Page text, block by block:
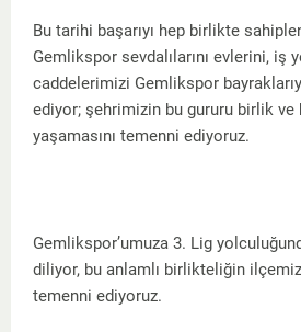
Bu tarihi başarıyı hep birlikte
Gemlikspor sevdalılarını evlerini, iş
caddelerimizi Gemlikspor
ediyor; şehrimizin bu gururu birlik
yaşamasını temenni ediyoruz.
Gemlikspor’umuza 3. Lig
diliyor, bu anlamlı birlikteliğin
temenni ediyoruz.